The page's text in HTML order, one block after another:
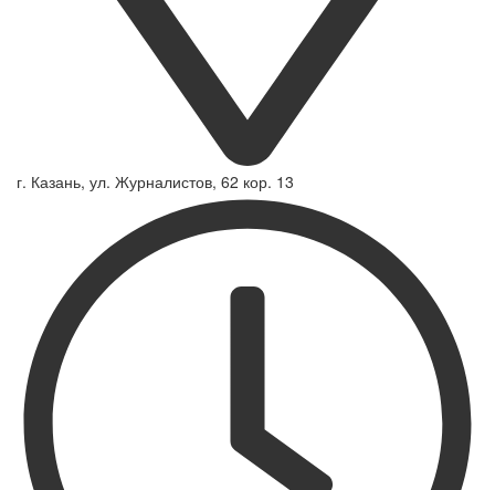
г. Казань, ул. Журналистов, 62 кор. 13